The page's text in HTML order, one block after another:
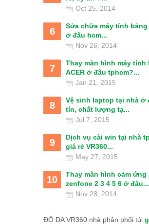
Oct 25, 2014
6
Sửa chữa máy tính
ở đâu hcm...
Nov 26, 2014
7
Thay màn hình máy tính
ACER ở đâu tphcm?...
Jan 21, 2015
8
Vệ sinh laptop tại nhà ở
tín, chất lượng tạ...
Jul 7, 2015
9
Dịch vụ cài win tại nhà
giá rẻ VR360...
May 27, 2015
10
Thay màn hình cảm ứng
zenfone 2 3 4 5 6 ở đâu...
Nov 28, 2014
ĐỒ DA VR360 nhà phân phối túi